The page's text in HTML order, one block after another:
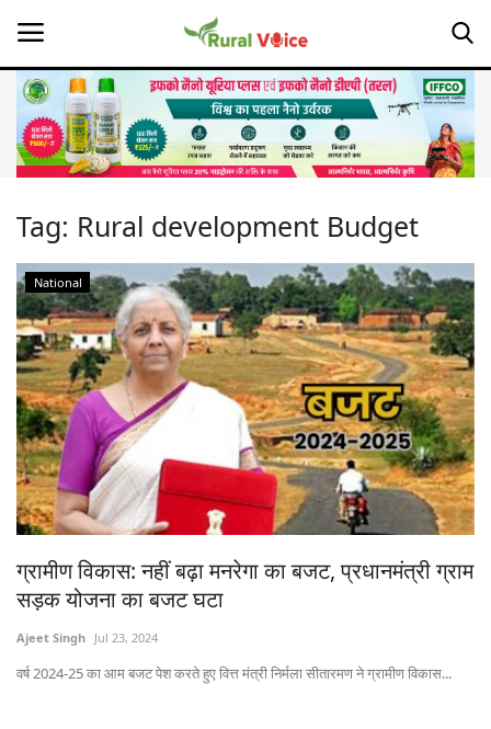
Home
About Us
Leadership Profiles
Opinion
Politics
Magazine
States
Events
Agribusiness
Tag: Rural development Budget
National
ग्रामीण विकास: नहीं बढ़ा मनरेगा का बजट, प्रधानमंत्री ग्राम
सड़क योजना का बजट घटा
Ajeet Singh Jul 23, 2024
वर्ष 2024-25 का आम बजट पेश करते हुए वित्त मंत्री निर्मला सीतारमण ने ग्रामीण विकास...